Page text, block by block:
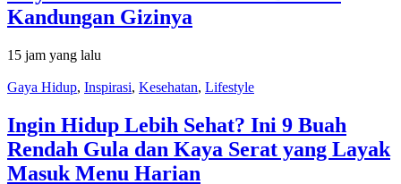
Kandungan Gizinya
15 jam yang lalu
Gaya Hidup, Inspirasi, Kesehatan, Lifestyle
Ingin Hidup Lebih Sehat? Ini 9 Buah
Rendah Gula dan Kaya Serat yang Layak
Masuk Menu Harian